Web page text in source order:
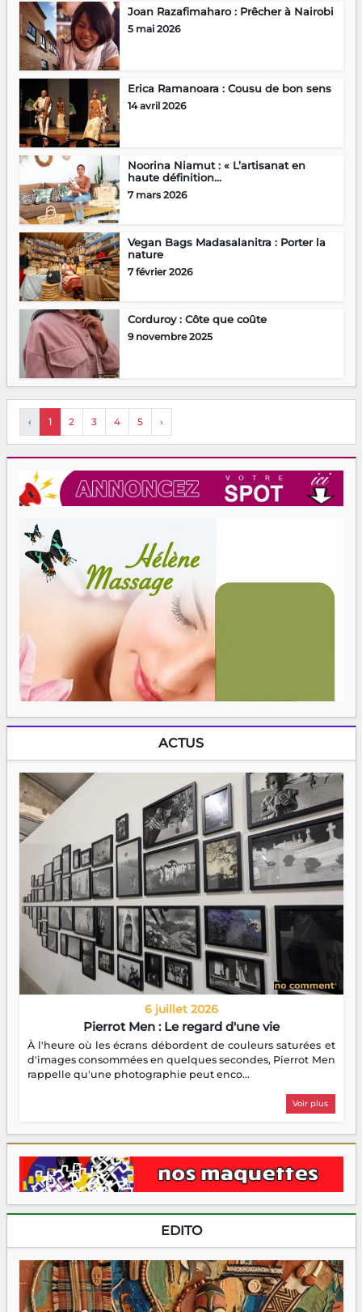
Joan Razafimaharo : Prêcher à Nairobi
5 mai 2026
Erica Ramanoara : Cousu de bon sens
14 avril 2026
Noorina Niamut : « L’artisanat en
haute définition...
7 mars 2026
Vegan Bags Madasalanitra : Porter la
nature
7 février 2026
Corduroy : Côte que coûte
9 novembre 2025
‹ 1 2 3 4 5 ›
ACTUS
6 juillet 2026
Pierrot Men : Le regard d'une vie
À l'heure où les écrans débordent de couleurs saturées et
d'images consommées en quelques secondes, Pierrot Men
rappelle qu'une photographie peut enco...
Voir plus
EDITO